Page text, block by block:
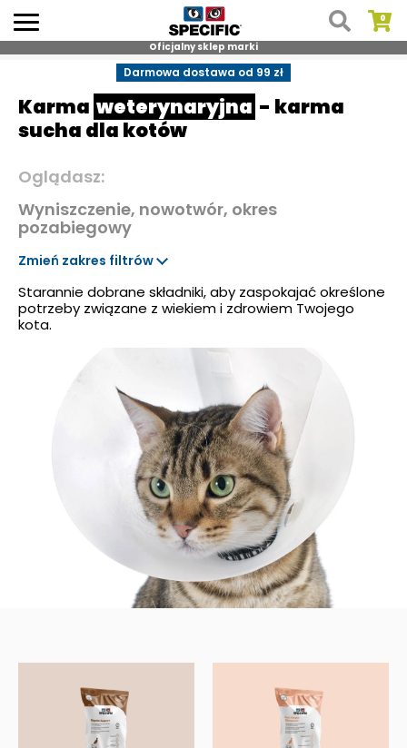
content
Oficjalny sklep marki
Darmowa dostawa od 99 zł
Karma weterynaryjna - karma
sucha dla kotów
Oglądasz:
Wyniszczenie, nowotwór, okres
pozabiegowy
Zmień zakres filtrów
Starannie dobrane składniki, aby zaspokajać określone
potrzeby związane z wiekiem i zdrowiem Twojego
kota.